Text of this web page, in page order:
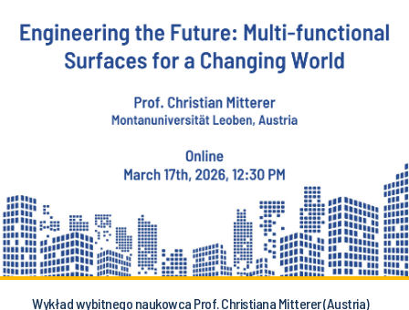
Wykład wybitnego naukowca Prof. Christiana Mitterer (Austria)